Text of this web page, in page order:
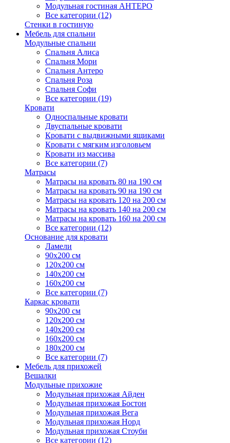
Модульная гостиная АНТЕРО
Все категории (12)
Стенки в гостиную
Мебель для спальни
Модульные спальни
Спальня Алиса
Спальня Мори
Спальня Антеро
Спальня Роза
Спальня Софи
Все категории (19)
Кровати
Односпальные кровати
Двуспальные кровати
Кровати с выдвижными ящиками
Кровати с мягким изголовьем
Кровати из массива
Все категории (7)
Матрасы
Матрасы на кровать 80 на 190 см
Матрасы на кровать 90 на 190 см
Матрасы на кровать 120 на 200 см
Матрасы на кровать 140 на 200 см
Матрасы на кровать 160 на 200 см
Все категории (12)
Основание для кровати
Ламели
90х200 см
120х200 см
140х200 см
160х200 см
Все категории (7)
Каркас кровати
90х200 см
120х200 см
140х200 см
160х200 см
180х200 см
Все категории (7)
Мебель для прихожей
Вешалки
Модульные прихожие
Модульная прихожая Айден
Модульная прихожая Бостон
Модульная прихожая Вега
Модульная прихожая Норд
Модульная прихожая Стоуби
Все категории (12)